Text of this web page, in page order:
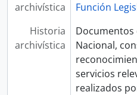
archivística
Función
Historia
archivística
Documentos
Nacional,
servicios
realizados